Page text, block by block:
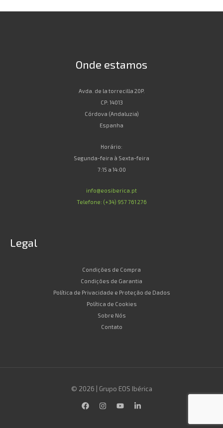
Onde estamos
Avda. de la torrecilla 20P.
CP: 14013
Córdova (Andaluzia)
Espanha
Horário:
Segunda-feira à Sexta-feira
7:15 a 14:00
info@eosiberica.pt
Telefone: (+34) 957 761 276
Legal
Condições de Compra
Condições de Garantia
Política de Privacidade e Proteção de Dados
Política de Cookies
Sobre Nós
Contato
© 2026 | Grupo EOS Ibérica